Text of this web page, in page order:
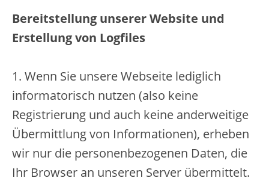
Bereitstellung unserer Website und
Erstellung von Logfiles
1. Wenn Sie unsere Webseite lediglich
informatorisch nutzen (also keine
Registrierung und auch keine anderweitige
Übermittlung von Informationen), erheben
wir nur die personenbezogenen Daten, die
Ihr Browser an unseren Server übermittelt.